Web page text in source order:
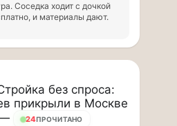
Соседка ходит с дочкой
и материалы дают.
без спроса:
прикрыли в Москве
24ПРОЧИТАНО